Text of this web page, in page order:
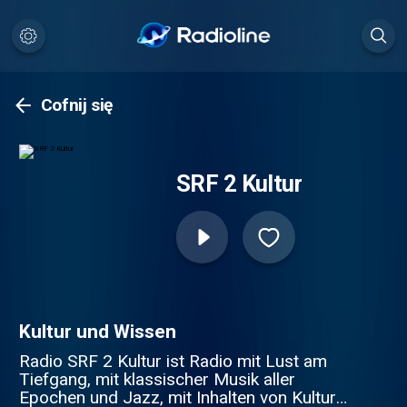
Cofnij się
SRF 2 Kultur
Kultur und Wissen
Radio SRF 2 Kultur ist Radio mit Lust am
Tiefgang, mit klassischer Musik aller
Epochen und Jazz, mit Inhalten von Kultur